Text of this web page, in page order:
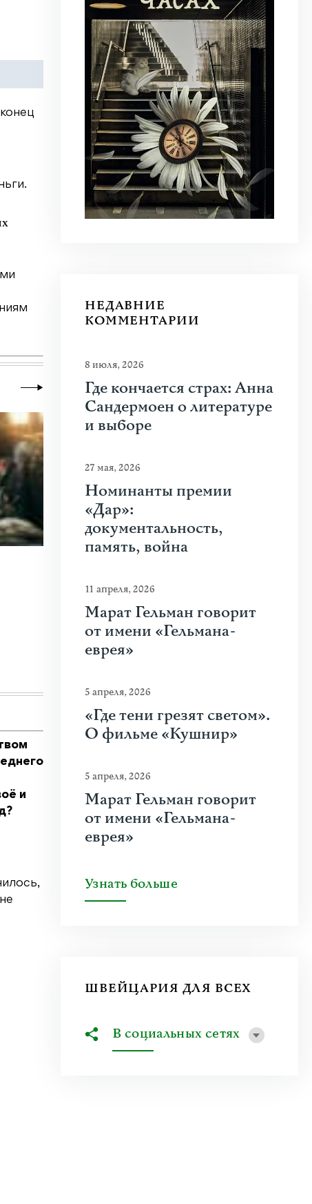
Как работает свободная
Как меняется работа журналиста после
и
НЕДАВНИЕ
КОММЕНТАРИИ
8 июля, 2026
Где кончается страх: Анна
Сандермоен о литературе
и выборе
27 мая, 2026
Номинанты премии
«Дар»:
документальность,
память, война
11 апреля, 2026
Марат Гельман говорит
от имени «Гельмана-
еврея»
5 апреля, 2026
«Где тени грезят светом».
О фильме «Кушнир»
5 апреля, 2026
Марат Гельман говорит
от имени «Гельмана-
еврея»
Узнать больше
ШВЕЙЦАРИЯ ДЛЯ ВСЕХ
В социальных сетях